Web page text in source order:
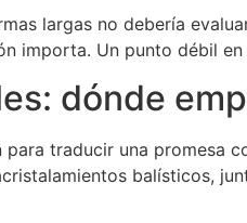
largas no debería
importa. Un punto débil
dónde
para traducir una promesa
balísticos,